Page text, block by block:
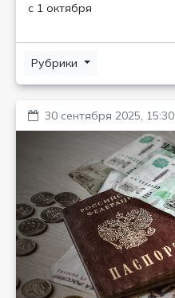
с 1 октября
Рубрики
30 сентября 2025, 15:30